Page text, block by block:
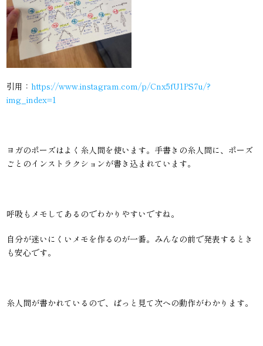
引用：https://www.instagram.com/p/Cnx5fU1PS7u/?
img_index=1
ヨガのポーズはよく糸人間を使います。手書きの糸人間に、ポーズ
ごとのインストラクションが書き込まれています。
呼吸もメモしてあるのでわかりやすいですね。
自分が迷いにくいメモを作るのが一番。みんなの前で発表するとき
も安心です。
糸人間が書かれているので、ぱっと見て次への動作がわかります。